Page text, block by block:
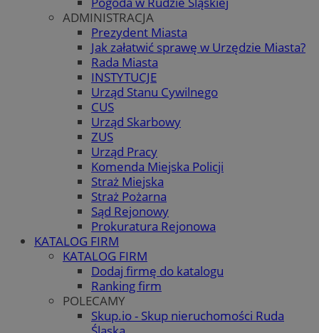
ADMINISTRACJA
Prezydent Miasta
Jak załatwić sprawę w Urzędzie Miasta?
Rada Miasta
INSTYTUCJE
Urząd Stanu Cywilnego
CUS
Urząd Skarbowy
ZUS
Urząd Pracy
Komenda Miejska Policji
Straż Miejska
Straż Pożarna
Sąd Rejonowy
Prokuratura Rejonowa
KATALOG FIRM
KATALOG FIRM
Dodaj firmę do katalogu
Ranking firm
POLECAMY
Skup.io - Skup nieruchomości Ruda